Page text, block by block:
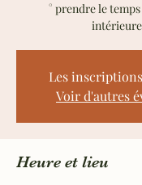
° prendre le
Les
Voir d'autres
Heure et lieu